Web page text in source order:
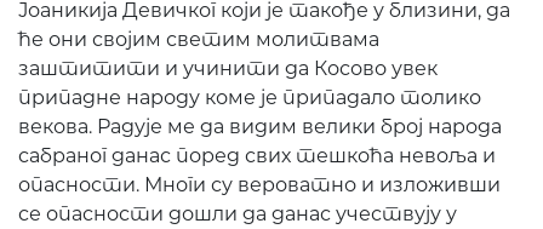
Јоаникија Девичког који је такође у близини, да
ће они својим светим молитвама
заштитити и учинити да Косово увек
припадне народу коме је припадало толико
векова. Радује ме да видим велики број народа
сабраног данас поред свих тешкоћа невоља и
опасности. Многи су вероватно и изложивши
се опасности дошли да данас учествују у